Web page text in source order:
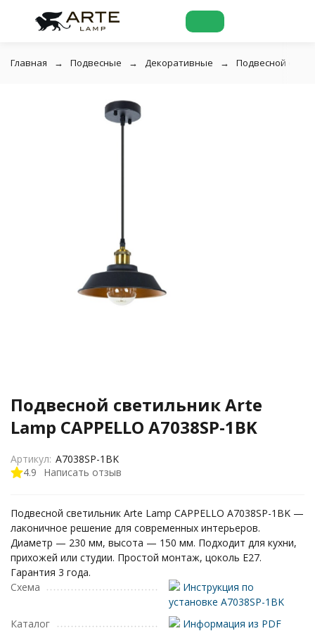
Главная Подвесные Декоративные Подвесной
Подвесной светильник Arte
Lamp CAPPELLO A7038SP-1BK
4.9 Написать отзыв
Артикул: A7038SP-1BK
Подвесной светильник Arte Lamp CAPPELLO A7038SP-1BK —
лаконичное решение для современных интерьеров.
Диаметр — 230 мм, высота — 150 мм. Подходит для кухни,
прихожей или студии. Простой монтаж, цоколь E27.
Гарантия 3 года.
Схема
Инструкция по
установке A7038SP-1BK
Каталог
Информация из PDF